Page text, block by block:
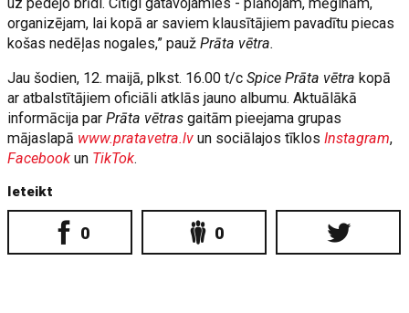
uz pēdējo brīdi. Cītīgi gatavojamies - plānojam, mēģinām,
organizējam, lai kopā ar saviem klausītājiem pavadītu piecas
košas nedēļas nogales,” paužPrāta vētra.
Jau šodien, 12. maijā, plkst. 16.00 t/cSpice Prāta vētra kopā
ar atbalstītājiem oficiāli atklās jauno albumu. Aktuālākā
informācija parPrāta vētras gaitām pieejama grupas
mājaslapā www.pratavetra.lv un sociālajos tīklosInstagram,
Facebook un TikTok.
Ieteikt
0 0